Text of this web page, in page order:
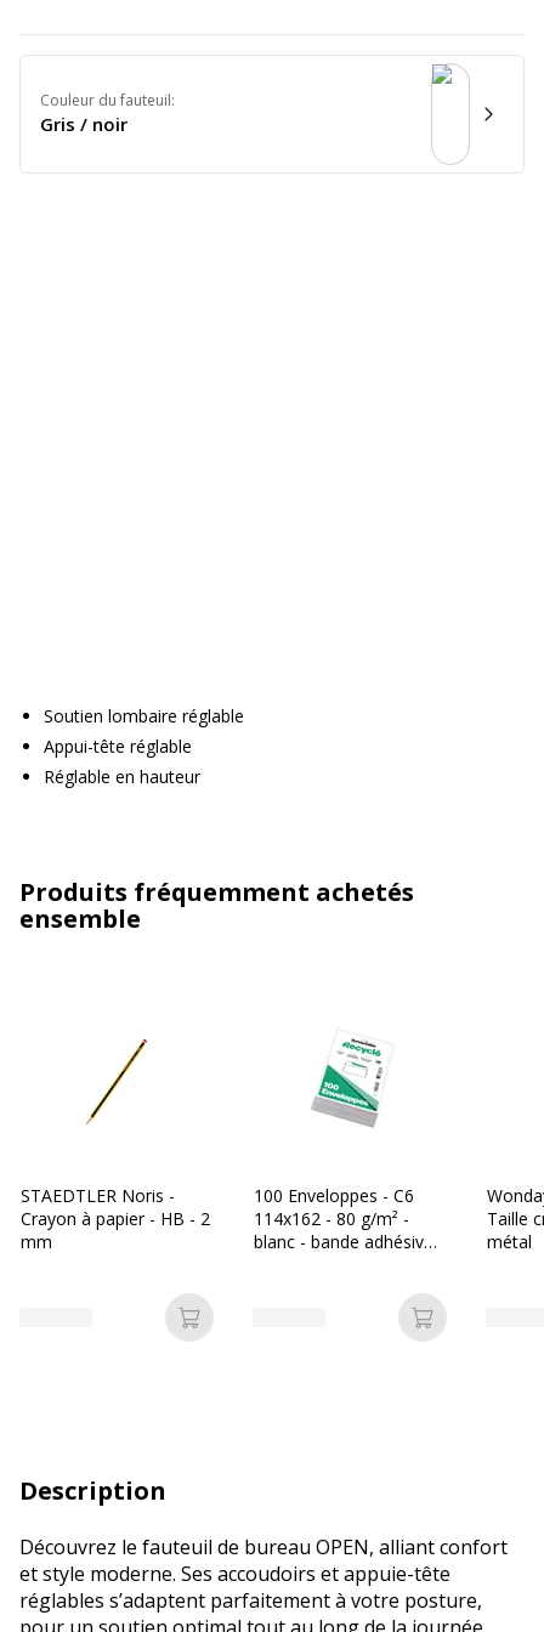
Couleur du fauteuil:
Gris / noir
Soutien lombaire réglable
Appui-tête réglable
Réglable en hauteur
Produits fréquemment achetés
ensemble
STAEDTLER Noris -
Crayon à papier - HB - 2
mm
Ajouter au panier
100 Enveloppes - C6
114x162 - 80 g/m² -
blanc - bande adhésive -
Ajouter au
Taille
métal
Description
Découvrez le fauteuil de bureau OPEN, alliant confort
et style moderne. Ses accoudoirs et appuie-tête
réglables s’adaptent parfaitement à votre posture,